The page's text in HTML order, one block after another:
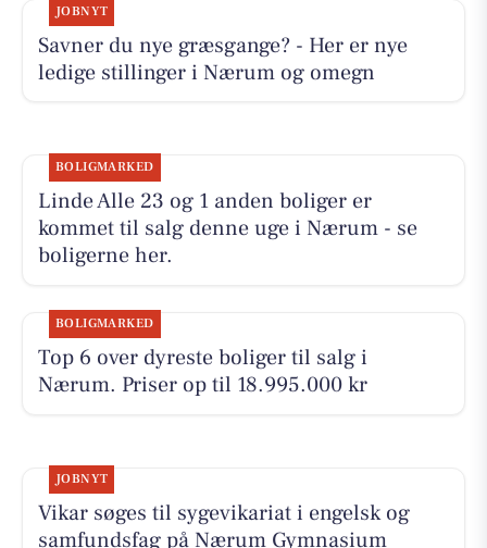
JOBNYT
Savner du nye græsgange? - Her er nye
ledige stillinger i Nærum og omegn
BOLIGMARKED
Linde Alle 23 og 1 anden boliger er
kommet til salg denne uge i Nærum - se
boligerne her.
BOLIGMARKED
Top 6 over dyreste boliger til salg i
Nærum. Priser op til 18.995.000 kr
JOBNYT
Vikar søges til sygevikariat i engelsk og
samfundsfag på Nærum Gymnasium